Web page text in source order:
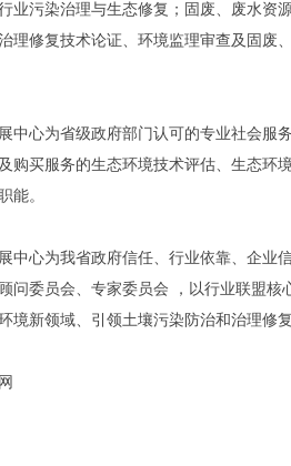
中心
山东省土壤中心与 环
山东省土壤中心
山东省土壤生态发展中
山东省环科土壤生态发
山东省环境监测中心
业污染治理与生态修复；固废、废水资
理修复技术论证、环境监理审查及固废
心为省级政府部门认可的专业社会服
购买服务的生态环境技术评估、生态环
能。
心为我省政府信任、行业依靠、企业
问委员会、专家委员会 ，以行业联盟
境新领域、引领土壤污染防治和治理修